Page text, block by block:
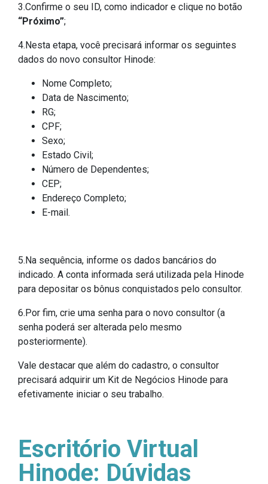
3.Confirme o seu ID, como indicador e clique no botão
“Próximo”;
4.Nesta etapa, você precisará informar os seguintes
dados do novo consultor Hinode:
Nome Completo;
Data de Nascimento;
RG;
CPF;
Sexo;
Estado Civil;
Número de Dependentes;
CEP;
Endereço Completo;
E-mail.
5.Na sequência, informe os dados bancários do
indicado. A conta informada será utilizada pela Hinode
para depositar os bônus conquistados pelo consultor.
6.Por fim, crie uma senha para o novo consultor (a
senha poderá ser alterada pelo mesmo
posteriormente).
Vale destacar que além do cadastro, o consultor
precisará adquirir um Kit de Negócios Hinode para
efetivamente iniciar o seu trabalho.
Escritório Virtual
Hinode: Dúvidas